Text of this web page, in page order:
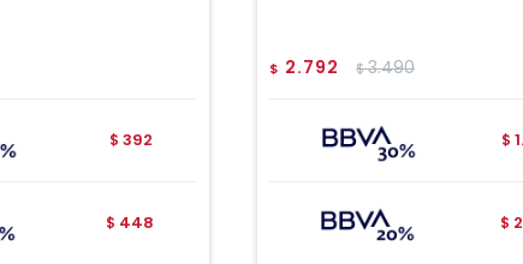
$ 392
$ 448
$ 2.792 $3.490
$
$